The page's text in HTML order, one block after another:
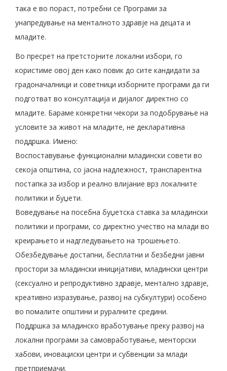
така е во пораст, потребни се Програми за
унапредување на менталното здравје на децата и
младите.
Во пресрет на претстојните локални избори, го
користиме овој ден како повик до сите кандидати за
градоначалници и советници изборните програми да ги
подготват во консултација и дијалог директно со
младите. Бараме конкретни чекори за подобрување на
условите за живот на младите, не декларативна
поддршка. Имено:
Воспоставување функционални младински совети во
секоја општина, со јасна надлежност, транспарентна
постапка за избор и реално влијание врз локалните
политики и буџети.
Воведување на посебна буџетска ставка за младински
политики и програми, со директно учество на млади во
креирањето и надгледувањето на трошењето.
Обезбедување достапни, бесплатни и безбедни јавни
простори за младински иницијативи, младински центри
(сексуално и репродуктивно здравје, ментално здравје,
креативно изразување, развој на субкултури) особено
во помалите општини и руралните средини.
Поддршка за младинско вработување преку развој на
локални програми за самовработување, менторски
хабови, иновациски центри и субвенции за млади
претприемачи.